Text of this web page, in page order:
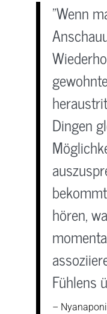
"Wenn
Dingen
hören,
Fühlens
–